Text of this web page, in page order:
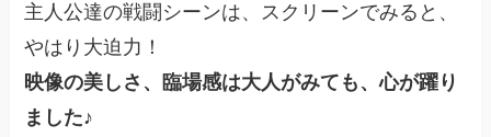
主人公達の戦闘シーンは、スクリーンでみると、
やはり大迫力！
映像の美しさ、臨場感は大人がみても、心が躍り
ました♪